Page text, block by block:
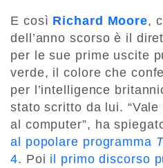
E così Richard Moore,
dell’anno scorso è il
per le sue prime uscite
verde, il colore che
per l’intelligence
stato scritto da lui.
al computer”, ha
al popolare programma
4. Poi il primo discorso